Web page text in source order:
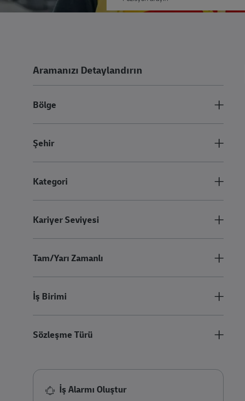
Aramanızı Detaylandırın
Bölge
Şehir
Kategori
Kariyer Seviyesi
Tam/Yarı Zamanlı
İş Birimi
Sözleşme Türü
İş Alarmı Oluştur